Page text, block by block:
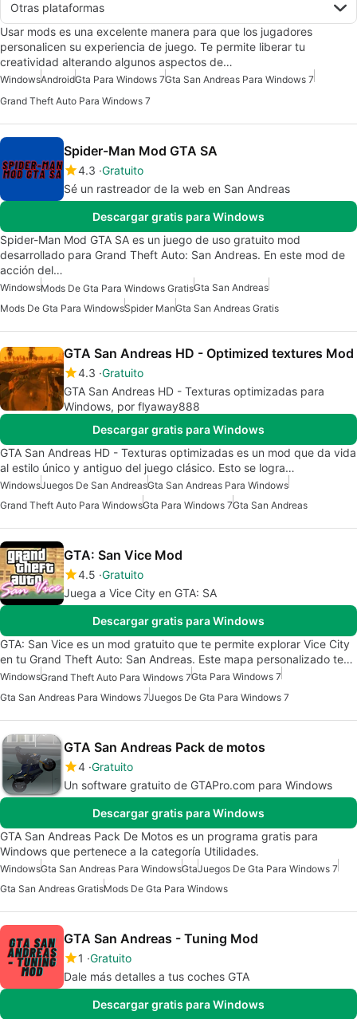
Otras plataformas
Usar mods es una excelente manera para que los jugadores
personalicen su experiencia de juego. Te permite liberar tu
creatividad alterando algunos aspectos de…
WindowsAndroidGta Para Windows 7Gta San Andreas Para Windows 7
Grand Theft Auto Para Windows 7
Spider-Man Mod GTA SA
4.3 Gratuito
Sé un rastreador de la web en San Andreas
Descargar gratis para Windows
Spider-Man Mod GTA SA es un juego de uso gratuito mod
desarrollado para Grand Theft Auto: San Andreas. En este mod de
acción del…
WindowsMods De Gta Para Windows GratisGta San Andreas
Mods De Gta Para WindowsSpider ManGta San Andreas Gratis
GTA San Andreas HD - Optimized textures Mod
4.3 Gratuito
GTA San Andreas HD - Texturas optimizadas para
Windows, por flyaway888
Descargar gratis para Windows
GTA San Andreas HD - Texturas optimizadas es un mod que da vida
al estilo único y antiguo del juego clásico. Esto se logra…
WindowsJuegos De San AndreasGta San Andreas Para Windows
Grand Theft Auto Para WindowsGta Para Windows 7Gta San Andreas
GTA: San Vice Mod
4.5 Gratuito
Juega a Vice City en GTA: SA
Descargar gratis para Windows
GTA: San Vice es un mod gratuito que te permite explorar Vice City
en tu Grand Theft Auto: San Andreas. Este mapa personalizado te…
WindowsGrand Theft Auto Para Windows 7Gta Para Windows 7
Gta San Andreas Para Windows 7Juegos De Gta Para Windows 7
GTA San Andreas Pack de motos
4 Gratuito
Un software gratuito de GTAPro.com para Windows
Descargar gratis para Windows
GTA San Andreas Pack De Motos es un programa gratis para
Windows que pertenece a la categoría Utilidades.
WindowsGta San Andreas Para WindowsGtaJuegos De Gta Para Windows 7
Gta San Andreas GratisMods De Gta Para Windows
GTA San Andreas - Tuning Mod
1 Gratuito
Dale más detalles a tus coches GTA
Descargar gratis para Windows